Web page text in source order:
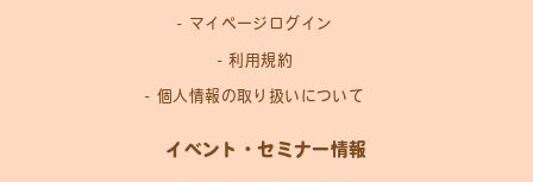
マイページログイン
利用規約
個人情報の取り扱いについて
イベント・セミナー情報